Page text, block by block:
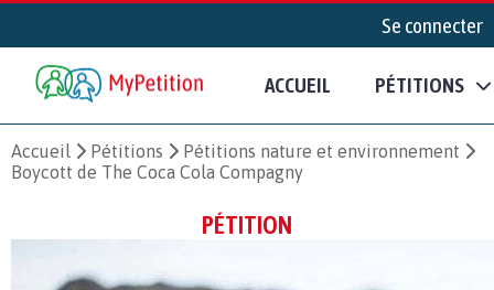
Se connecter
ACCUEIL PÉTITIONS
Accueil Pétitions
Pétitions nature et environnement
Boycott de The Coca Cola Compagny
PÉTITION